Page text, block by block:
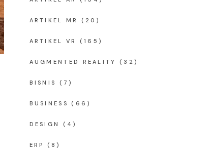
ARTIKEL MR (20)
ARTIKEL VR (165)
AUGMENTED REALITY (32)
BISNIS (7)
BUSINESS (66)
DESIGN (4)
ERP (8)